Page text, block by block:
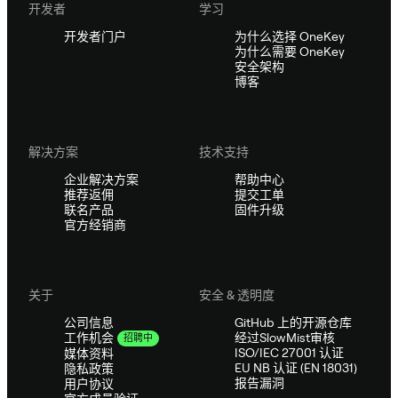
开发者
开发者门户
学习
为什么选择 OneKey
为什么需要 OneKey
安全架构
博客
解决方案
企业解决方案
推荐返佣
联名产品
官方经销商
技术支持
帮助中心
提交工单
固件升级
关于
公司信息
工作机会
招聘中
媒体资料
隐私政策
用户协议
安全 & 透明度
GitHub 上的开源仓库
经过SlowMist审核
ISO/IEC 27001 认证
EU NB 认证 (EN 18031)
报告漏洞